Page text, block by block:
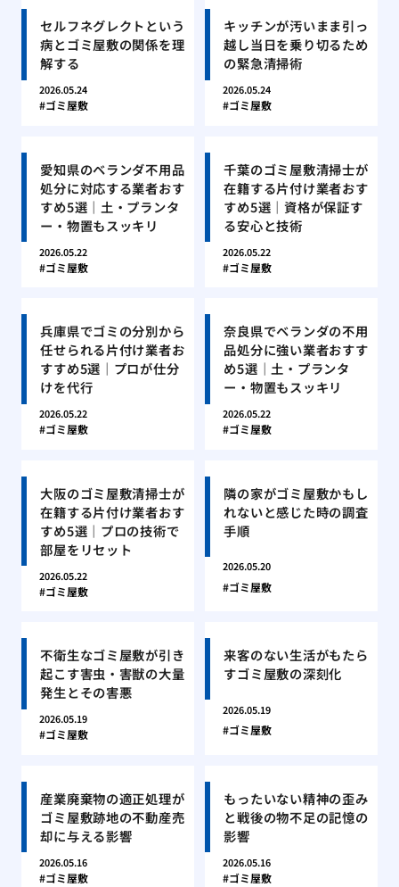
セルフネグレクトという
病とゴミ屋敷の関係を理
解する
2026.05.24
ゴミ屋敷
キッチンが汚いまま引っ
越し当日を乗り切るため
の緊急清掃術
2026.05.24
ゴミ屋敷
愛知県のベランダ不用品
処分に対応する業者おす
すめ5選｜土・プランタ
ー・物置もスッキリ
2026.05.22
ゴミ屋敷
千葉のゴミ屋敷清掃士が
在籍する片付け業者おす
すめ5選｜資格が保証す
る安心と技術
2026.05.22
ゴミ屋敷
兵庫県でゴミの分別から
任せられる片付け業者お
すすめ5選｜プロが仕分
けを代行
2026.05.22
ゴミ屋敷
奈良県でベランダの不用
品処分に強い業者おすす
め5選｜土・プランタ
ー・物置もスッキリ
2026.05.22
ゴミ屋敷
大阪のゴミ屋敷清掃士が
在籍する片付け業者おす
すめ5選｜プロの技術で
部屋をリセット
2026.05.22
ゴミ屋敷
隣の家がゴミ屋敷かもし
れないと感じた時の調査
手順
2026.05.20
ゴミ屋敷
不衛生なゴミ屋敷が引き
起こす害虫・害獣の大量
発生とその害悪
2026.05.19
ゴミ屋敷
来客のない生活がもたら
すゴミ屋敷の深刻化
2026.05.19
ゴミ屋敷
産業廃棄物の適正処理が
ゴミ屋敷跡地の不動産売
却に与える影響
2026.05.16
ゴミ屋敷
もったいない精神の歪み
と戦後の物不足の記憶の
影響
2026.05.16
ゴミ屋敷